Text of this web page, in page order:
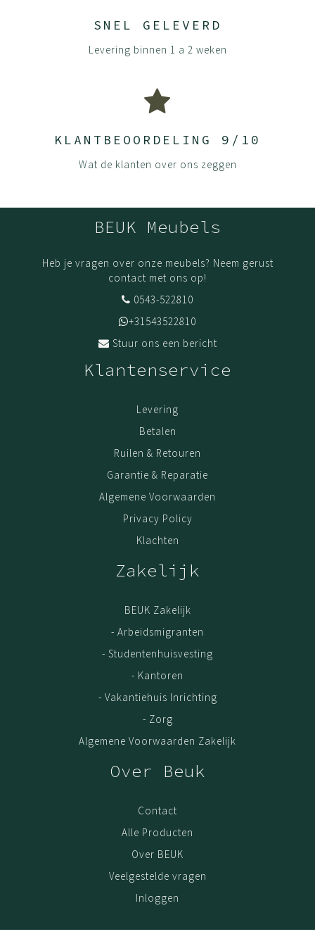
SNEL GELEVERD
Levering binnen 1 a 2 weken
KLANTBEOORDELING 9/10
Wat de klanten over ons zeggen
BEUK Meubels
Heb je vragen over onze meubels? Neem gerust
contact met ons op!
0543-522810
+31543522810
Stuur ons een bericht
Klantenservice
Levering
Betalen
Ruilen & Retouren
Garantie & Reparatie
Algemene Voorwaarden
Privacy Policy
Klachten
Zakelijk
BEUK Zakelijk
- Arbeidsmigranten
- Studentenhuisvesting
- Kantoren
- Vakantiehuis Inrichting
- Zorg
Algemene Voorwaarden Zakelijk
Over Beuk
Contact
Alle Producten
Over BEUK
Veelgestelde vragen
Inloggen